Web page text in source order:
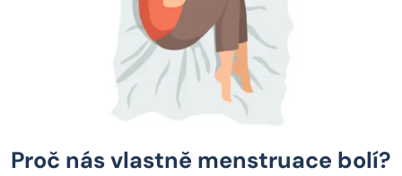
Proč nás vlastně menstruace bolí?